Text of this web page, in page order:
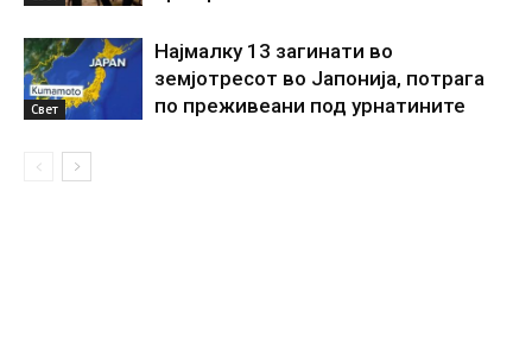
Свет
Најмалку 13 загинати во
земјотресот во Јапонија, потрага
по преживеани под урнатините